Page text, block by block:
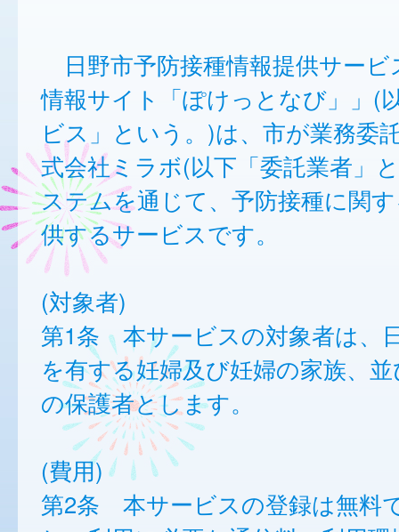
日野市予防接種情報提供サービ
情報サイト「ぽけっとなび」」(
ビス」という。)は、市が業務委
式会社ミラボ(以下「委託業者」
ステムを通じて、予防接種に関
供するサービスです。
(対象者)
第1条 本サービスの対象者は、
を有する妊婦及び妊婦の家族、
の保護者とします。
(費用)
第2条 本サービスの登録は無料